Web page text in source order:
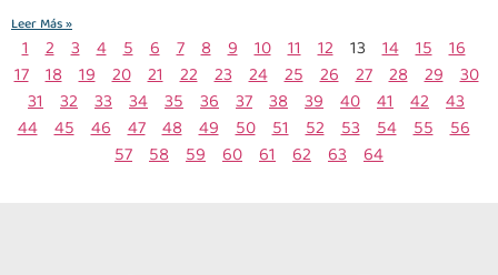
Leer Más »
1 2 3 4 5 6 7 8 9 10 11 12 13 14 15 16
17 18 19 20 21 22 23 24 25 26 27 28 29 30
31 32 33 34 35 36 37 38 39 40 41 42 43
44 45 46 47 48 49 50 51 52 53 54 55 56
57 58 59 60 61 62 63 64